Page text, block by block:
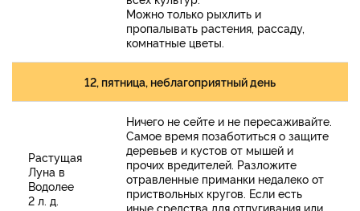
Можно только рыхлить и
пропалывать растения, рассаду,
комнатные цветы.
12, пятница, неблагоприятный день
Растущая
Луна в
Водолее
2 л. д.
Ничего не сейте и не пересаживайте.
Самое время позаботиться о защите
деревьев и кустов от мышей и
прочих вредителей. Разложите
отравленные приманки недалеко от
приствольных кругов. Если есть
иные средства для отпугивания или